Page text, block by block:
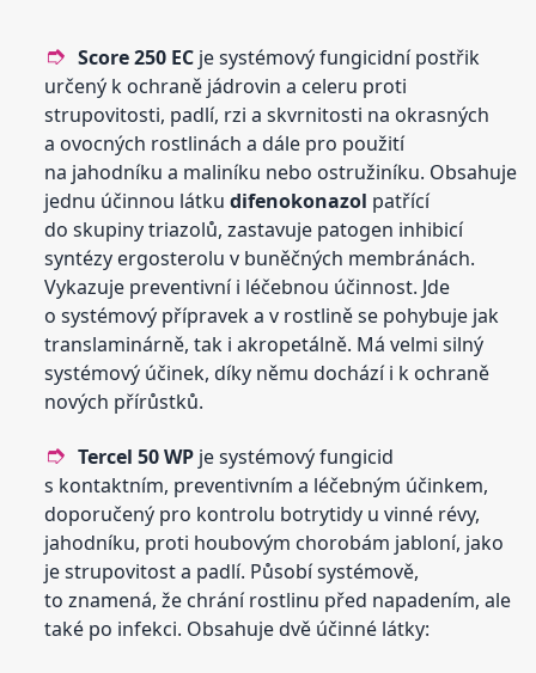
Score 250 EC je systémový fungicidní postřik
určený k ochraně jádrovin a celeru proti
strupovitosti, padlí, rzi a skvrnitosti na okrasných
a ovocných rostlinách a dále pro použití
na jahodníku a maliníku nebo ostružiníku. Obsahuje
jednu účinnou látkudifenokonazol patřící
do skupiny triazolů, zastavuje patogen inhibicí
syntézy ergosterolu v buněčných membránách.
Vykazuje preventivní i léčebnou účinnost. Jde
o systémový přípravek a v rostlině se pohybuje jak
translaminárně, tak i akropetálně. Má velmi silný
systémový účinek, díky němu dochází i k ochraně
nových přírůstků.
Tercel 50 WP je systémový fungicid
s kontaktním, preventivním a léčebným účinkem,
doporučený pro kontrolu botrytidy u vinné révy,
jahodníku, proti houbovým chorobám jabloní, jako
je strupovitost a padlí. Působí systémově,
to znamená, že chrání rostlinu před napadením, ale
také po infekci. Obsahuje dvě účinné látky: